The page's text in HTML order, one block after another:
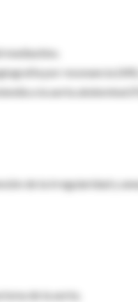
por resonancia
a la aorta abdominal
de la irregularidad y
de la aorta.